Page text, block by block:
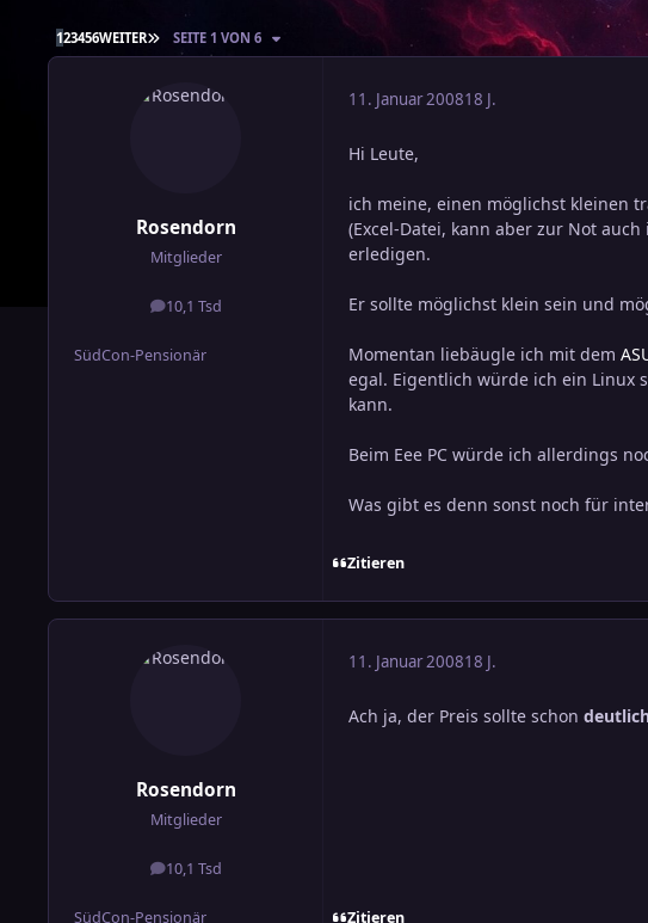
123456WEITER LETZTE SEITE
SEITE 1 VON 6
Rosendorn
Mitglieder
10,1 Tsd
Beiträge
SüdCon-Pensionär
11. Januar 200818 J.
Hi Leute,
ich meine, einen möglichst kleinen
(Excel-Datei, kann aber zur Not
erledigen.
Er sollte möglichst klein sein und
Momentan liebäugle ich mit dem
egal. Eigentlich würde ich ein Linux
kann.
Beim Eee PC würde ich allerdings
Was gibt es denn sonst noch für
Zitieren
Rosendorn
Mitglieder
10,1 Tsd
Beiträge
SüdCon-Pensionär
11. Januar 200818 J.
Ach ja, der Preis sollte schon
Zitieren